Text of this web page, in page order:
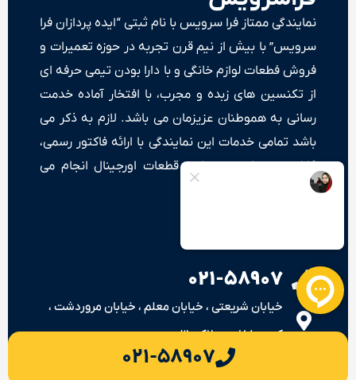
نمایندگی ممتاز فرا سرویس با نام ثبتی “ایده پردازان فرا
سرویس” با بیش از نیم قرن تجربه در حوزه تعمیرات و
فروش فطعات لوازم خانگی و با دارا بودن تیمی حرفه ای
از تکنسین های زبده و مجرب، با افتخار آماده خدمت
رسانی به هموطنان عزیزمان می باشد. لازم به ذکر می
باشد تمامی خدمات این نمایندگی با ارائه فاکتور رسمی،
گارانتی خدمات و ضمانت قطعات اورجینال انجام می
شود.
۰۲۱-۵۸۹۰۷
خیابان شریعتی ، خیابان معلم ، خیابان مروردشت ،
کوچه غفاری ، پلاک ۳۰
۰۲۱-۵۸۹۰۷